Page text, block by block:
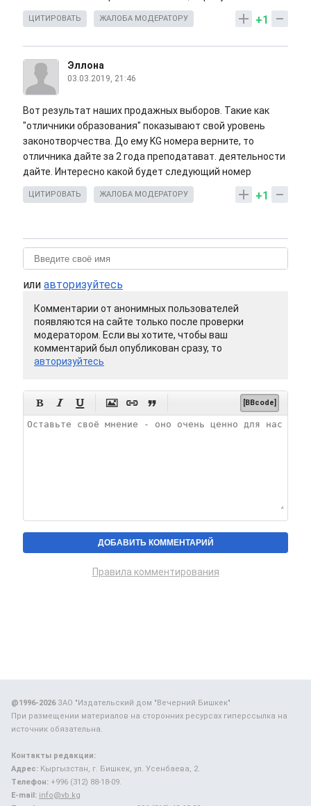
+1
ЦИТИРОВАТЬ ЖАЛОБА МОДЕРАТОРУ
Эллона
03.03.2019, 21:46
Вот результат наших продажных выборов. Такие как
"отличники образования" показывают свой уровень
законотворчества. До ему KG номера верните, то
отличника дайте за 2 года преподатават. деятельности
дайте. Интересно какой будет следующий номер
+1
ЦИТИРОВАТЬ ЖАЛОБА МОДЕРАТОРУ
или авторизуйтесь
Комментарии от анонимных пользователей
появляются на сайте только после проверки
модератором. Если вы хотите, чтобы ваш
комментарий был опубликован сразу, то
авторизуйтесь
      [BBcode]
Правила комментирования
@1996-2026ЗАО "Издательский дом "Вечерний Бишкек"
При размещении материалов на сторонних ресурсах гиперссылка на
источник обязательна.
Контакты редакции:
Адрес: Кыргызстан, г. Бишкек, ул. Усенбаева, 2.
Телефон: +996 (312) 88-18-09.
E-mail: info@vb.kg